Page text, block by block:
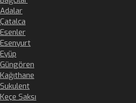
Adalar
Çatalca
Esenler
Esenyurt
Eyüp
Güngören
Kağıthane
Sukulent
Keçe Saksı